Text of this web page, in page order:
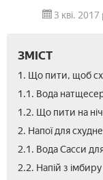
3 кві. 2017
ЗМІСТ
1. Що пити, щоб
1.1. Вода
1.2. Що пити на
2. Напої для
2.1. Вода Сасси
2.2. Напій з